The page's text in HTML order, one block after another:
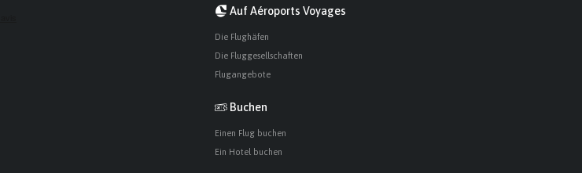
Auf Aéroports Voyages
Die Flughäfen
Die Fluggesellschaften
Flugangebote
Buchen
Einen Flug buchen
Ein Hotel buchen